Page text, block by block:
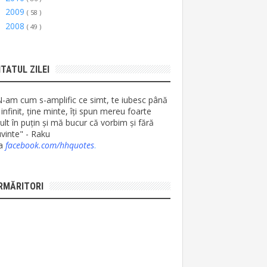
2009 ( 58 )
2008 ( 49 )
ZILEI
am cum s-amplific ce simt, te iubesc până
ține minte, îți spun mereu foarte
în puțin și mă bucur că vorbim și fără
- Raku
facebook.com/hhquotes.